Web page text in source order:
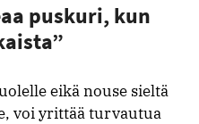
puskuri, kun
eikä nouse sieltä
voi yrittää turvautua